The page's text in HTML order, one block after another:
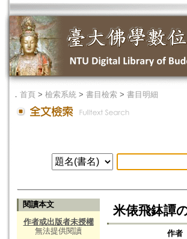
． 首頁 > 檢索系統 > 書目檢索 > 書目明細
閱讀本文
作者或出版者未授權
無法提供閱讀
米俵飛鉢譚
作者